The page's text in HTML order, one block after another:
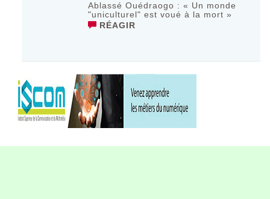
Ablassé Ouédraogo : « Un monde
"uniculturel" est voué à la mort »
RÉAGIR